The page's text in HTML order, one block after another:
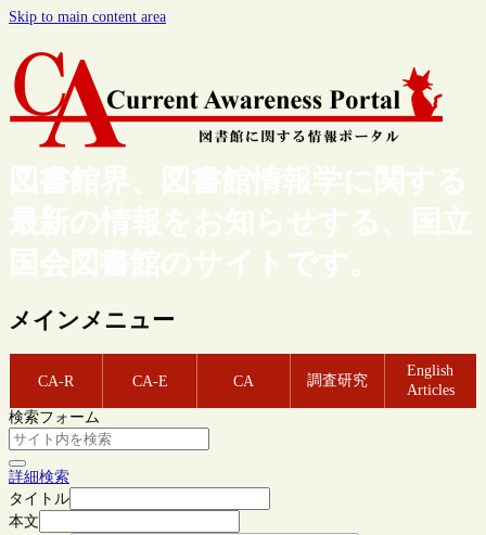
Skip to main content area
図書館界、図書館情報学に関する
最新の情報をお知らせする、国立
国会図書館のサイトです。
メインメニュー
CA-R CA-E CA 調査研究
English
Articles
検索フォーム
詳細検索
タイトル
本文